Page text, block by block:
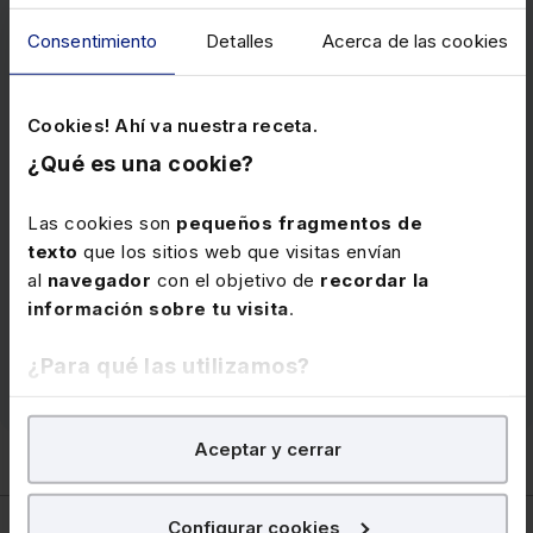
Consentimiento Detalles Acerca de las cookies
Cookies! Ahí va nuestra receta.
¿Qué es una cookie?
Las cookies son pequeños fragmentos de
texto que los sitios web que visitas envían
al navegador con el objetivo de recordar la
información sobre tu visita.
¿Para qué las utilizamos?
En Lefebvre utilizamos las cookies confines
para tratar demejorar tu experiencia
nuestra página web. También con fines publicitarios,
Aceptar y cerrar
Configurar cookies
Memento Social 2026
lainformación laboral y de Seguridad Social
un solo volumen. Actualizado, con el análisis de las
últimas reformas y la jurisprudencia y doctrina.
Incluye el servicio “Extras Mementos” y alertas
semanales por e-mail para que no se te escape
ninguna novedad.
Precio192 €
Ver memento